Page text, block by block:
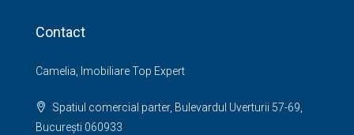
Contact
Camelia, Imobiliare Top Expert
Spatiul comercial parter, Bulevardul Uverturii 57-69,
București 060933